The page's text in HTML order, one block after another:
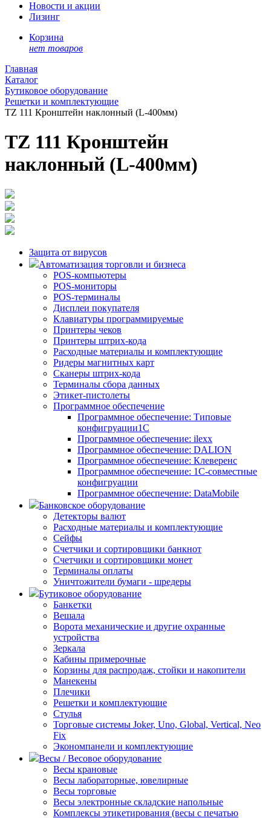
Новости и акции
Лизинг
Корзина
нет товаров
Главная
Каталог
Бутиковое оборудование
Решетки и комплектующие
TZ 111 Кронштейн наклонный (L-400мм)
TZ 111 Кронштейн
наклонный (L-400мм)
Защита от вирусов
Автоматизация торговли и бизнеса
POS-компьютеры
POS-мониторы
POS-терминалы
Дисплеи покупателя
Клавиатуры программируемые
Принтеры чеков
Принтеры штрих-кода
Расходные материалы и комплектующие
Ридеры магнитных карт
Сканеры штрих-кода
Терминалы сбора данных
Этикет-пистолеты
Программное обеспечение
Программное обеспечение: Типовые
конфигруации1С
Программное обеспечение: ilexx
Программное обеспечение: DALION
Программное обеспечение: Клеверенс
Программное обеспечение: 1С-совместные
конфигруации
Программное обеспечение: DataMobile
Банковское оборудование
Детекторы валют
Расходные материалы и комплектующие
Сейфы
Счетчики и сортировщики банкнот
Счетчики и сортировщики монет
Терминалы оплаты
Уничтожители бумаги - шредеры
Бутиковое оборудование
Банкетки
Вешала
Ворота механические и другие охранные
устройства
Зеркала
Кабины примерочные
Корзины для распродаж, стойки и накопители
Манекены
Плечики
Решетки и комплектующие
Стулья
Торговые системы Joker, Uno, Global, Vertical, Neo
Fix
Экономпанели и комплектующие
Весы / Весовое оборудование
Весы крановые
Весы лабораторные, ювелирные
Весы торговые
Весы электронные складские напольные
Комплексы этикетирования (весы с печатью